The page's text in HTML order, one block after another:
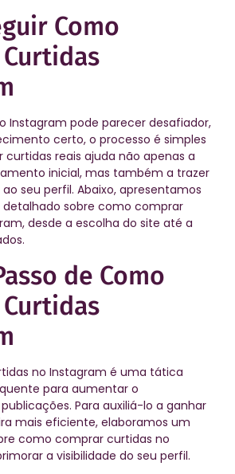
Como
Instagram pode parecer desafiador,
certo, o processo é simples
curtidas reais ajuda não apenas a
inicial, mas também a trazer
seu perfil. Abaixo, apresentamos
detalhado sobre como comprar
desde a escolha do site até a
de Como
no Instagram é uma tática
para aumentar o
Para auxiliá-lo a ganhar
mais eficiente, elaboramos um
como comprar curtidas no
a visibilidade do seu perfil.